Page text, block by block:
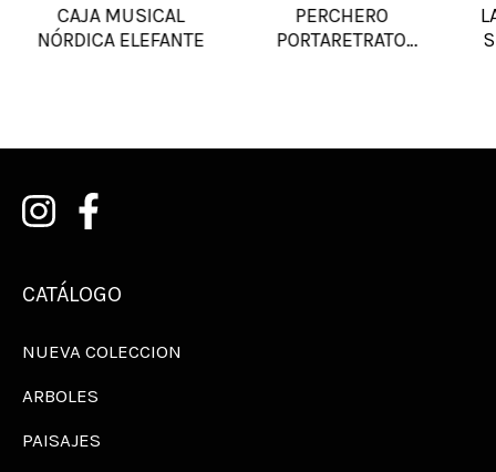
CAJA MUSICAL
NÓRDICA ELEFANTE
PERCHERO
PORTARETRATO
CATÁLOGO
NUEVA COLECCION
ARBOLES
PAISAJES